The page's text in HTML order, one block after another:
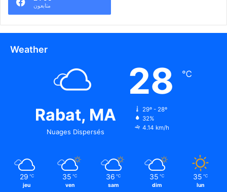
متابعون
Weather
Rabat, MA
Nuages Dispersés
28 ℃
29º - 28º
32%
4.14 km/h
29 ℃
jeu
35 ℃
ven
36 ℃
sam
35 ℃
dim
35 ℃
lun